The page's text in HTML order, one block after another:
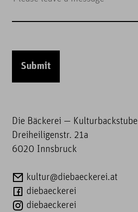
Submit
Die Bäckerei — Kulturbackstube
Dreiheiligenstr. 21a
6020 Innsbruck
kultur@diebaeckerei.at
diebaeckerei
diebaeckerei